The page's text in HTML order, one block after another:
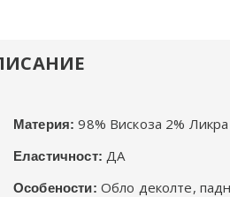
Материя: 98% Вискоза 2% Ликра
Еластичност: ДА
Особености: Обло деколте,